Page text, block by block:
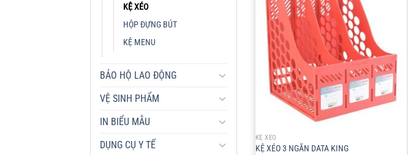
KỆ XÉO
HỘP ĐỰNG BÚT
KỆ MENU
BẢO HỘ LAO ĐỘNG
VỆ SINH PHẨM
IN BIỂU MẪU
DỤNG CỤ Y TẾ
KỆ XÉO
KỆ XÉO 3 NGĂN DATA KING